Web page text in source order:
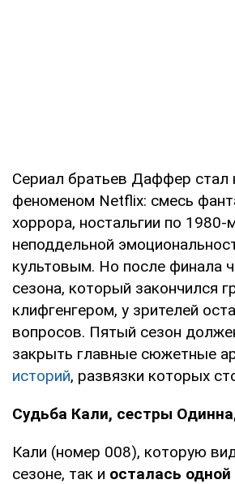
Сериал братьев Даффер стал
феноменом Netflix: смесь
хоррора, ностальгии по 1980-
неподдельной
культовым. Но после финала
сезона, который закончился
клифгенгером, у зрителей
вопросов. Пятый сезон
закрыть главные сюжетные
историй, развязки которых
Судьба Кали, сестры
Кали (номер 008), которую
сезоне, так и осталась